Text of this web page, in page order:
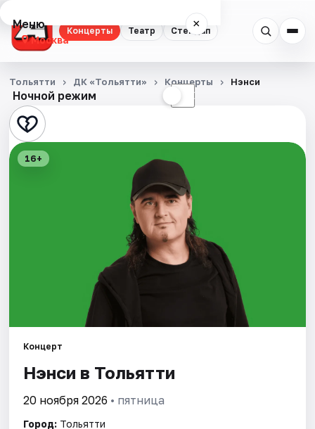
Концерты Театр Стендап
Меню ×
Москва
Концерты
Театр
Стендап
Ночной режим ☾
Тольятти ДК «Тольятти» Концерты Нэнси
16+
Концерт
Нэнси в Тольятти
20 ноября 2026 • пятница
Город: Тольятти